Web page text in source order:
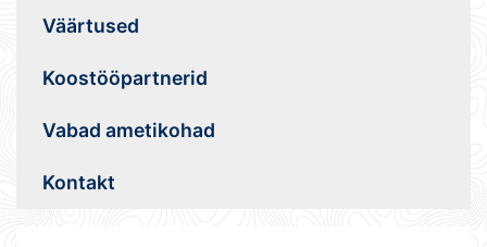
Väärtused
Koostööpartnerid
Vabad ametikohad
Kontakt